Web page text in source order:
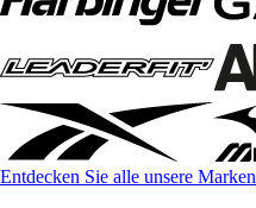
Entdecken Sie alle unsere Marken